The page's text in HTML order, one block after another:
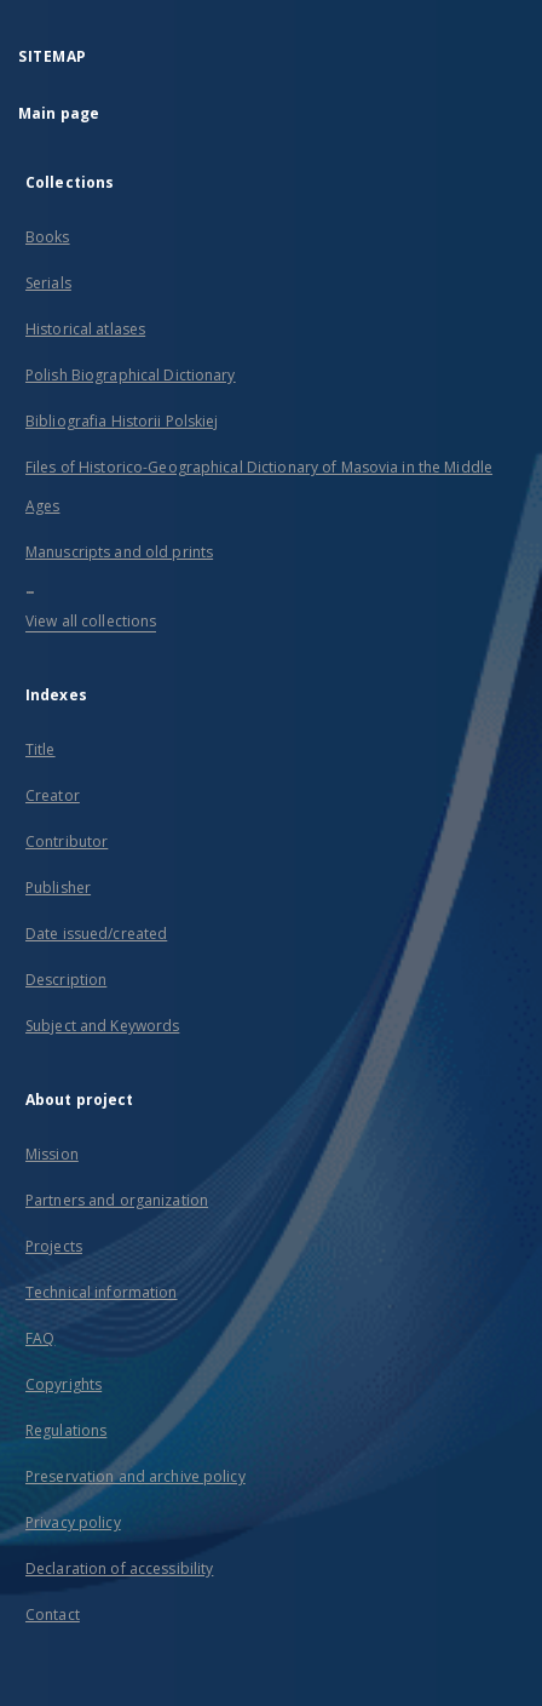
SITEMAP
Main page
Collections
Books
Serials
Historical atlases
Polish Biographical Dictionary
Bibliografia Historii Polskiej
Files of Historico-Geographical Dictionary of Masovia in the Middle
Ages
Manuscripts and old prints
...
View all collections
Indexes
Title
Creator
Contributor
Publisher
Date issued/created
Description
Subject and Keywords
About project
Mission
Partners and organization
Projects
Technical information
FAQ
Copyrights
Regulations
Preservation and archive policy
Privacy policy
Declaration of accessibility
Contact